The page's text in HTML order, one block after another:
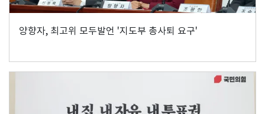
양향자, 최고위 모두발언 '지도부 총사퇴 요구'